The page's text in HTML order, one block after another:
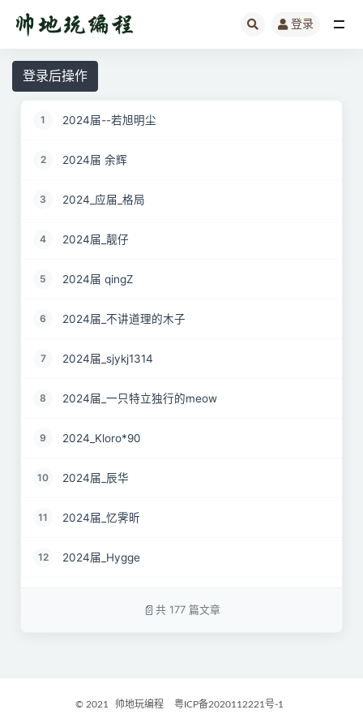
登录
登录后操作
1 2024届--若旭明尘
2 2024届 余辉
3 2024_应届_格局
4 2024届_靓仔
5 2024届 qingZ
6 2024届_不讲道理的木子
7 2024届_sjykj1314
8 2024届_一只特立独行的meow
9 2024_Kloro*90
10 2024届_辰华
11 2024届_忆霁昕
12 2024届_Hygge
共 177 篇文章
© 2021 帅地玩编程 粤ICP备2020112221号-1